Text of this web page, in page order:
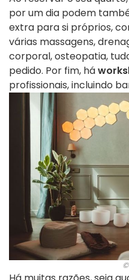
por um dia podem
extra para si próprios,
várias massagens,
corporal, osteopatia,
pedido. Por fim, há
profissionais, incluindo